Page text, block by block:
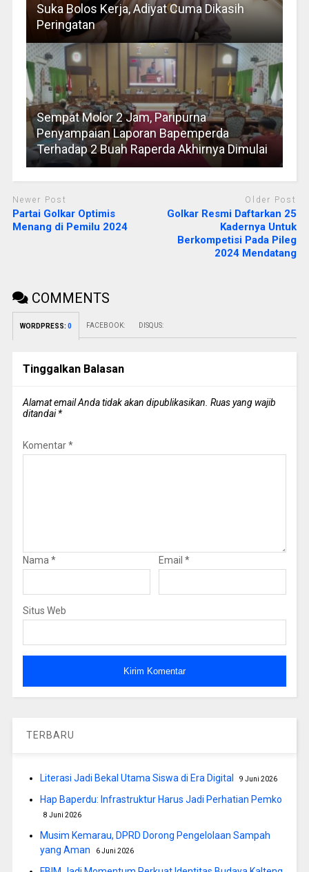
Suka Bolos Kerja, Adiyat Cuma Dikasih
Peringatan
Sempat Molor 2 Jam, Paripurna
Penyampaian Laporan Bapemperda
Terhadap 2 Buah Raperda Akhirnya Dimulai
Newer Post
Partai Golkar Optimis
Menang di Pemilu 2024
Older Post
Golkar Resmi Daftarkan 25
Kadernya Untuk
Berkompetisi Pada Pileg
2024 Mendatang
COMMENTS
WORDPRESS: 0 FACEBOOK: DISQUS:
Tinggalkan Balasan
Alamat email Anda tidak akan dipublikasikan. Ruas yang wajib
ditandai*
Komentar*
Nama* Email *
Situs Web
TERBARU
Literasi Jadi Bekal Utama Siswa di Era Digital 9 Juni 2026
Hap Baperdu: Infrastruktur Harus Jadi Perhatian Pemko
8 Juni 2026
Musim Kemarau, DPRD Dorong Pengelolaan Sampah
yang Aman
6 Juni 2026